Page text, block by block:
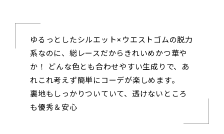
ゆるっとしたシルエット×ウエストゴムの脱力
系なのに、総レースだからきれいめかつ華や
か！ どんな色とも合わせやすい生成りで、あ
れこれ考えず簡単にコーデが楽しめます。
裏地もしっかりついていて、透けないところ
も優秀＆安心